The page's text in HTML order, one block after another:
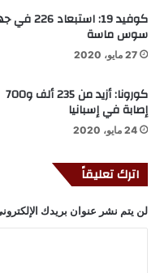
كوفيد 19: استبعاد
سوس ماسة
27 مايو، 2020
كورونا: أزيد من 235 ألف و700
إصابة في إسبانيا
24 مايو، 2020
اترك تعليقاً
لن يتم نشر عنوان بريدك